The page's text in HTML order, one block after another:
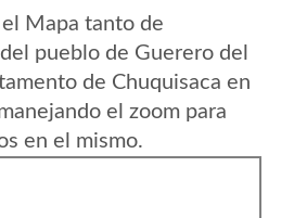
Mapa tanto de
pueblo de Guerero del
de Chuquisaca en
el zoom para
en el mismo.